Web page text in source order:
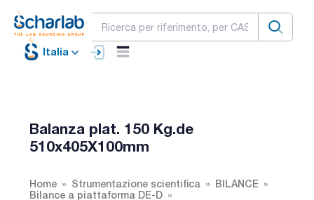
Italia
Balanza plat. 150 Kg.de
510x405X100mm
Home Strumentazione scientifica
BILANCE
Bilance a piattaforma DE-D